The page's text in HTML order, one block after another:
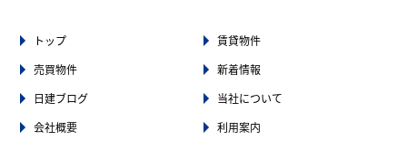
トップ
賃貸物件
売買物件
新着情報
日建ブログ
当社について
会社概要
利用案内